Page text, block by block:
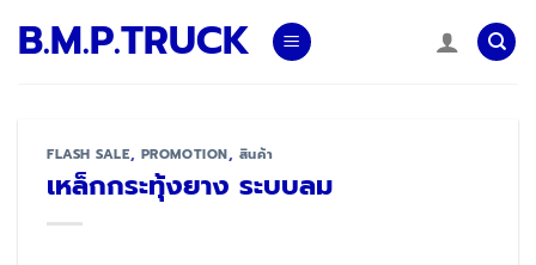
B.M.P.TRUCK
FLASH SALE, PROMOTION, สินค้า
เหล็กกระทุ้งยาง ระบบลม